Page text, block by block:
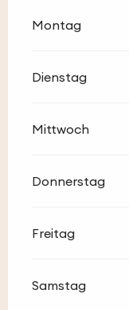
Montag
Dienstag
Mittwoch
Donnerstag
Freitag
Samstag